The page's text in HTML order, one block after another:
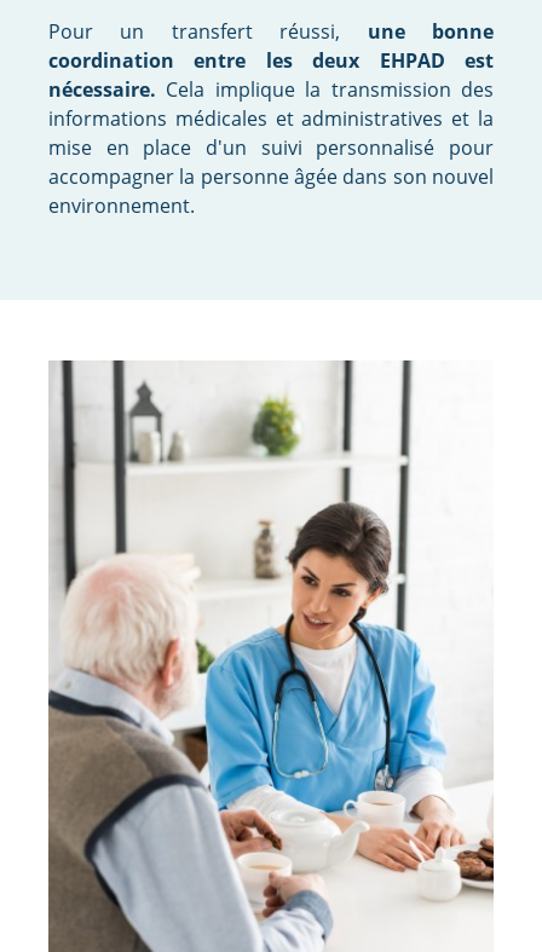
Pour un transfert réussi, une bonne
coordination entre les deux EHPAD est
nécessaire. Cela implique la transmission des
informations médicales et administratives et la
mise en place d'un suivi personnalisé pour
accompagner la personne âgée dans son nouvel
environnement.